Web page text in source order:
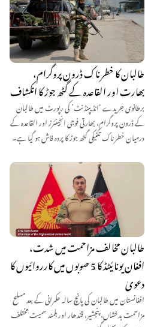
طالبان کا خطرناک ڈرون پروگرام،
بھارت اور القاعدہ کے گٹھ جوڑ کا انکشاف
برطانوی جریدے ‘انڈیپنڈنٹ’ کی رپورٹ میں طالبان
کے ڈرون پروگرام، بھارتی فوجی انجینئرز اور القاعدہ کے
درمیان خطرناک تکنیکی گٹھ جوڑ کا پردہ فاش ہو گیا ہے۔
طالبان مخالف مزاحمت میں شدت،
افغان یونائیٹڈ کا 5 صوبوں میں کارروائیوں کا
دعویٰ
افغانستان میں طالبان کی پانچ سالہ حکمرانی کے بعد مسلح
مزاحمت بدخشاں، پنجشیر، قندھار اور ہلمند سمیت مختلف